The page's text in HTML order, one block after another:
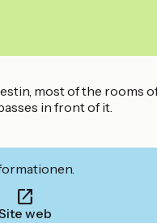
most of the rooms
in front of it.
web